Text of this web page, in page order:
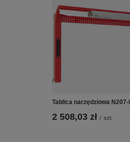
Tablica narzędziowa N207-
2 508,03 zł / szt.